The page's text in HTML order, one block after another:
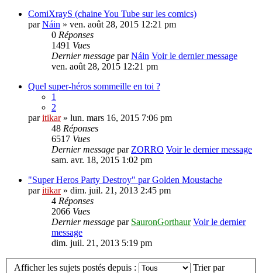
ComiXrayS (chaine You Tube sur les comics)
parNáin » ven. août 28, 2015 12:21 pm
0 Réponses
1491 Vues
Dernier message parNáin Voir le dernier message
ven. août 28, 2015 12:21 pm
Quel super-héros sommeille en toi ?
1
2
paritikar» lun. mars 16, 2015 7:06 pm
48 Réponses
6517 Vues
Dernier message parZORRO Voir le dernier message
sam. avr. 18, 2015 1:02 pm
"Super Heros Party Destroy" par Golden Moustache
paritikar» dim. juil. 21, 2013 2:45 pm
4 Réponses
2066 Vues
Dernier message par SauronGorthaur Voir le dernier
message
dim. juil. 21, 2013 5:19 pm
Afficher les sujets postés depuis : Trier par